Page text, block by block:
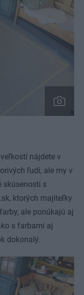
nájdete v
ľudí, ale my v
skúsenosti s
ktorých majiteľky
ale ponúkajú aj
s farbami aj
dokonalý.